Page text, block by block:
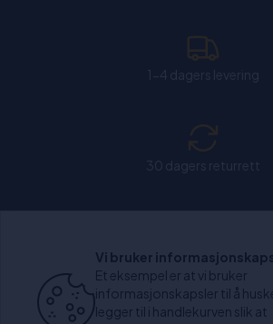
Chat: Åpen alle hverdager fra kl.
Vi bruker
Et eksempel er at vi bruker
informasjonskapsler til å
legger til i handlekurven slik at